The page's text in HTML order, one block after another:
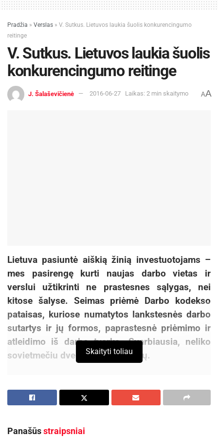
Pradžia » Verslas » V. Sutkus. Lietuvos laukia šuolis konkurencingumo
reitinge
V. Sutkus. Lietuvos laukia šuolis
konkurencingumo reitinge
J. Šalaševičienė 2016-06-27 Laikas: 2 min skaitymo AA
Lietuva pasiuntė aiškią žinią investuotojams –
mes pasirengę kurti naujas darbo vietas ir
verslui užtikrinti ne prastesnes sąlygas, nei
kitose šalyse. Seimas priėmė Darbo kodekso
pataisas, kuriose numatytos lankstesnės darbo
sutartys ir jų formos, paprastesnė priėmimo ir
atleidimo iš darbo tvarka. Svarbiausia, neliko
sovietmečiu dvelkiančių nuostatų.
platesniame kontekste nei vien kaip darbdavio ir
darbuotojo santykius. Turime galvoti apie šalies
nuo kurio priklauso visos šalies perspektyvos.
Skaityti toliau
Panašūsstraipsniai